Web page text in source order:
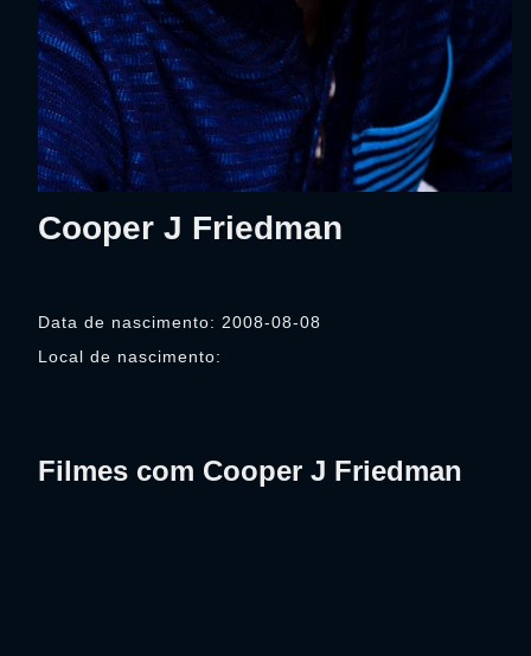
Cooper J Friedman
Data de nascimento: 2008-08-08
Local de nascimento:
Filmes com Cooper J Friedman